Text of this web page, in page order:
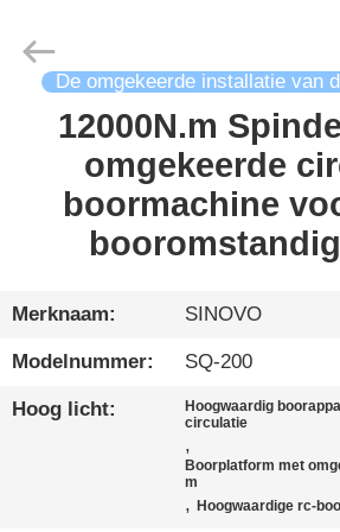
HUIS
PRODUCTEN
SHOW
ONS
FABRIEKSREIS
Heavy
Industry
Co.Ltd..
De omgekeerde installatie van
12000N.m
omgekeerde
boormachine
Merknaam: SINOVO
Modelnummer: SQ-200
Hoog licht:
Hoogwaardig
circulatie
,
Boorplatform met
m
,Hoogwaardige rc-